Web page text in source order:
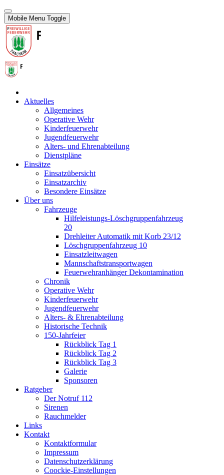
Mobile Menu Toggle
Aktuelles
Allgemeines
Operative Wehr
Kinderfeuerwehr
Jugendfeuerwehr
Alters- und Ehrenabteilung
Dienstpläne
Einsätze
Einsatzübersicht
Einsatzarchiv
Besondere Einsätze
Über uns
Fahrzeuge
Hilfeleistungs-Löschgruppenfahrzeug
20
Drehleiter Automatik mit Korb 23/12
Löschgruppenfahrzeug 10
Einsatzleitwagen
Mannschaftstransportwagen
Feuerwehranhänger Dekontamination
Chronik
Operative Wehr
Kinderfeuerwehr
Jugendfeuerwehr
Alters- & Ehrenabteilung
Historische Technik
150-Jahrfeier
Rückblick Tag 1
Rückblick Tag 2
Rückblick Tag 3
Galerie
Sponsoren
Ratgeber
Der Notruf 112
Sirenen
Rauchmelder
Links
Kontakt
Kontaktformular
Impressum
Datenschutzerklärung
Coockie-Einstellungen